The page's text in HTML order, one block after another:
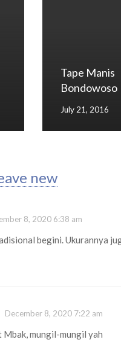
Tape Manis
Bondowoso
July 21, 2016
new
8, 2020 6:38 am
begini. Ukurannya
December 8, 2020 7:22 am
Mbak, mungil-mungil yah